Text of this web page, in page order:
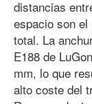
distancias
espacio son
total. La
E188 de
mm, lo que
alto coste del